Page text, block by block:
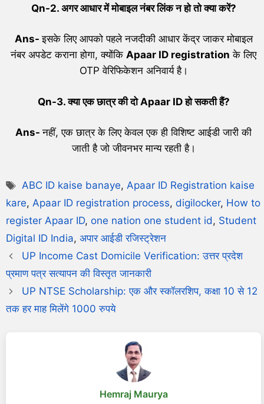
Qn-2. अगर आधार में मोबाइल नंबर लिंक न हो तो क्या करें?
Ans-इसके लिए आपको पहले नजदीकी आधार केंद्र जाकर मोबाइल
नंबर अपडेट कराना होगा, क्योंकि Apaar ID registration के लिए
OTP वेरिफिकेशन अनिवार्य है।
Qn-3.क्या एक छात्र की दोApaar IDहो सकती हैं?
Ans-नहीं, एक छात्र के लिए केवल एक ही विशिष्ट आईडी जारी की
जाती है जो जीवनभर मान्य रहती है।
ABC ID kaise banaye,Apaar ID Registration kaise
kare, Apaar ID registration process, digilocker, How to
register Apaar ID, one nation one student id, Student
Digital ID India, अपार आईडी रजिस्ट्रेशन
UP Income Cast Domicile Verification: उत्तर प्रदेश
प्रमाण पत्र सत्यापन की विस्तृत जानकारी
UP NTSE Scholarship: एक और स्कॉलरशिप, कक्षा 10 से 12
तक हर माह मिलेंगे 1000 रुपये
Hemraj Maurya